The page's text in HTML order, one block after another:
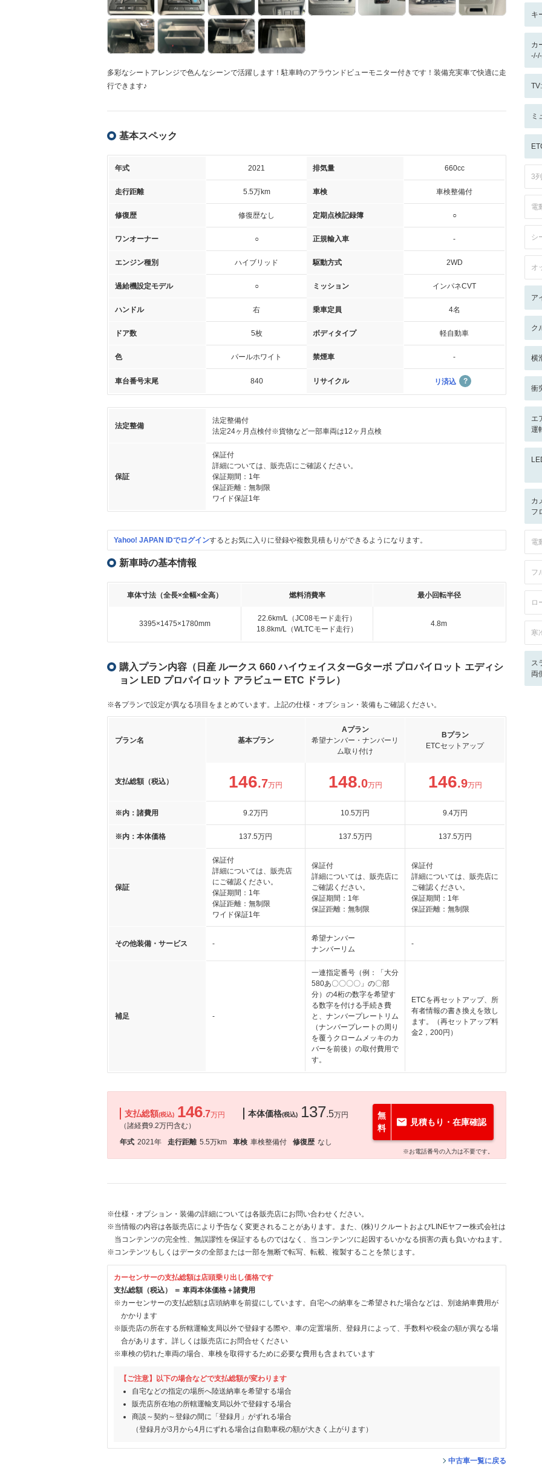
多彩なシートアレンジで色んなシーンで活躍します！駐車時のアラウンドビューモニター付きです！装備充実車で快適に走
行できます♪
基本スペック
年式 2021 排気量 660cc
走行距離 5.5万km 車検 車検整備付
修復歴 修復歴なし 定期点検記録簿 ○
ワンオーナー ○ 正規輸入車 -
エンジン種別 ハイブリッド 駆動方式 2WD
過給機設定モデル ○ ミッション インパネCVT
ハンドル 右 乗車定員 4名
ドア数 5枚 ボディタイプ 軽自動車
色 パールホワイト 禁煙車 -
車台番号末尾 840 リサイクル リ済込
法定整備
法定整備付
法定24ヶ月点検付※貨物など一部車両は12ヶ月点検
保証
保証付
詳細については、販売店にご確認ください。
保証期間：1年
保証距離：無制限
ワイド保証1年
Yahoo! JAPAN IDでログインするとお気に入りに登録や複数見積もりができるようになります。
新車時の基本情報
車体寸法（全長×全幅×全高） 燃料消費率 最小回転半径
3395×1475×1780mm
22.6km/L（JC08モード走行）
18.8km/L（WLTCモード走行）
4.8m
購入プラン内容（日産 ルークス 660 ハイウェイスターGターボ プロパイロット エディシ
ョン LED プロパイロット アラビュー ETC ドラレ）
※各プランで設定が異なる項目をまとめています。上記の仕様・オプション・装備もご確認ください。
プラン名 基本プラン
Aプラン
希望ナンバー・ナンバーリ
ム取り付け
Bプラン
ETCセットアップ
支払総額（税込） 146.7万円 148.0万円 146.9万円
※内：諸費用 9.2万円 10.5万円 9.4万円
※内：本体価格 137.5万円 137.5万円 137.5万円
保証
保証付
詳細については、販売店
にご確認ください。
保証期間：1年
保証距離：無制限
ワイド保証1年
保証付
詳細については、販売店に
ご確認ください。
保証期間：1年
保証距離：無制限
保証付
詳細については、販売店に
ご確認ください。
保証期間：1年
保証距離：無制限
その他装備・サービス -
希望ナンバー
ナンバーリム
-
補足 -
一連指定番号（例：「大分
580あ〇〇〇〇」の〇部
分）の4桁の数字を希望す
る数字を付ける手続き費
と、ナンバープレートリム
（ナンバープレートの周り
を覆うクロームメッキのカ
バーを前後）の取付費用で
す。
ETCを再セットアップ、所
有者情報の書き換えを致し
ます。（再セットアップ料
金2，200円）
支払総額(税込) 146.7万円
（諸経費9.2万円含む）
本体価格(税込) 137.5万円
年式 2021年 走行距離 5.5万km 車検 車検整備付 修復歴 なし
無
料
見積もり・在庫確認
※お電話番号の入力は不要です。
※仕様・オプション・装備の詳細については各販売店にお問い合わせください。
※当情報の内容は各販売店により予告なく変更されることがあります。また、(株)リクルートおよびLINEヤフー株式会社は
当コンテンツの完全性、無誤謬性を保証するものではなく、当コンテンツに起因するいかなる損害の責も負いかねます。
※コンテンツもしくはデータの全部または一部を無断で転写、転載、複製することを禁じます。
カーセンサーの支払総額は店頭乗り出し価格です
支払総額（税込） ＝ 車両本体価格＋諸費用
※カーセンサーの支払総額は店頭納車を前提にしています。自宅への納車をご希望された場合などは、別途納車費用が
かかります
※販売店の所在する所轄運輸支局以外で登録する際や、車の定置場所、登録月によって、手数料や税金の額が異なる場
合があります。詳しくは販売店にお問合せください
※車検の切れた車両の場合、車検を取得するために必要な費用も含まれています
【ご注意】以下の場合などで支払総額が変わります
自宅などの指定の場所へ陸送納車を希望する場合
販売店所在地の所轄運輸支局以外で登録する場合
商談～契約～登録の間に「登録月」がずれる場合
（登録月が3月から4月にずれる場合は自動車税の額が大きく上がります）
中古車一覧に戻る
キ
カ
ミ
3
電
シ
オ
ア
ク
横
衝
エ
運
カ
フ
電
フ
ロ
寒
ス
両